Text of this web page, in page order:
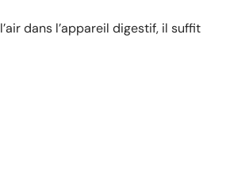
dans l’appareil digestif, il suffit